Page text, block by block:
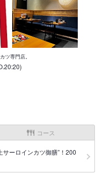
ツ専門店。
コース
サーロインカツ御膳”！200